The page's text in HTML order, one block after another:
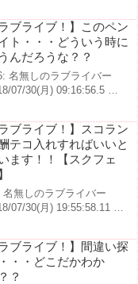
ラブライブ！】このペン
ト・・・どういう時に
んだろうな？？
名無しのラブライバー
07/30(月) 09:16:56.5 …
ラブライブ！】スコラン
テコ入れすればいいと
ます！！【スクフェ
名無しのラブライバー
07/30(月) 19:55:58.11 …
ラブライブ！】間違い探
・・どこだかわか
？